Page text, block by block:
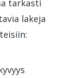
tarkasti
lakeja